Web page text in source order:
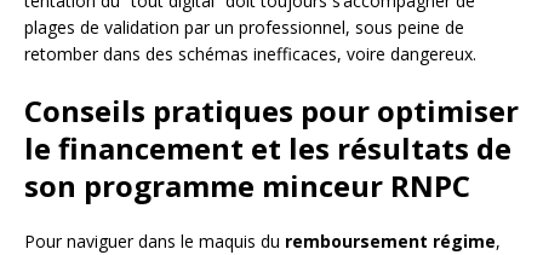
plages de validation par un professionnel, sous peine de
retomber dans des schémas inefficaces, voire dangereux.
Conseils pratiques pour optimiser
le financement et les résultats de
son programme minceur RNPC
Pour naviguer dans le maquis du remboursement régime,